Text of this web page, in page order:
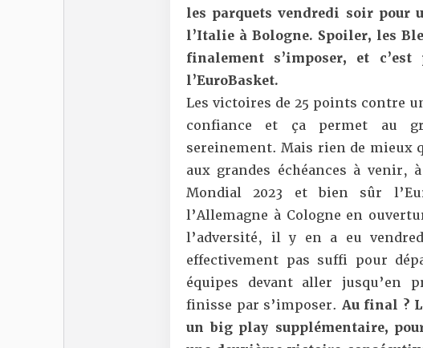
les parquets vendredi soir pour
l’Italie à Bologne. Spoiler, les
finalement s’imposer, et
l’EuroBasket.
Les victoires de 25 points contre
confiance et ça permet au
sereinement. Mais rien de mieux
aux grandes échéances à venir,
Mondial 2023 et bien sûr
l’Allemagne à Cologne en
l’adversité, il y en a eu
effectivement pas suffi pour
équipes devant aller jusqu’en
finisse par s’imposer. Au final ?
un big play supplémentaire,